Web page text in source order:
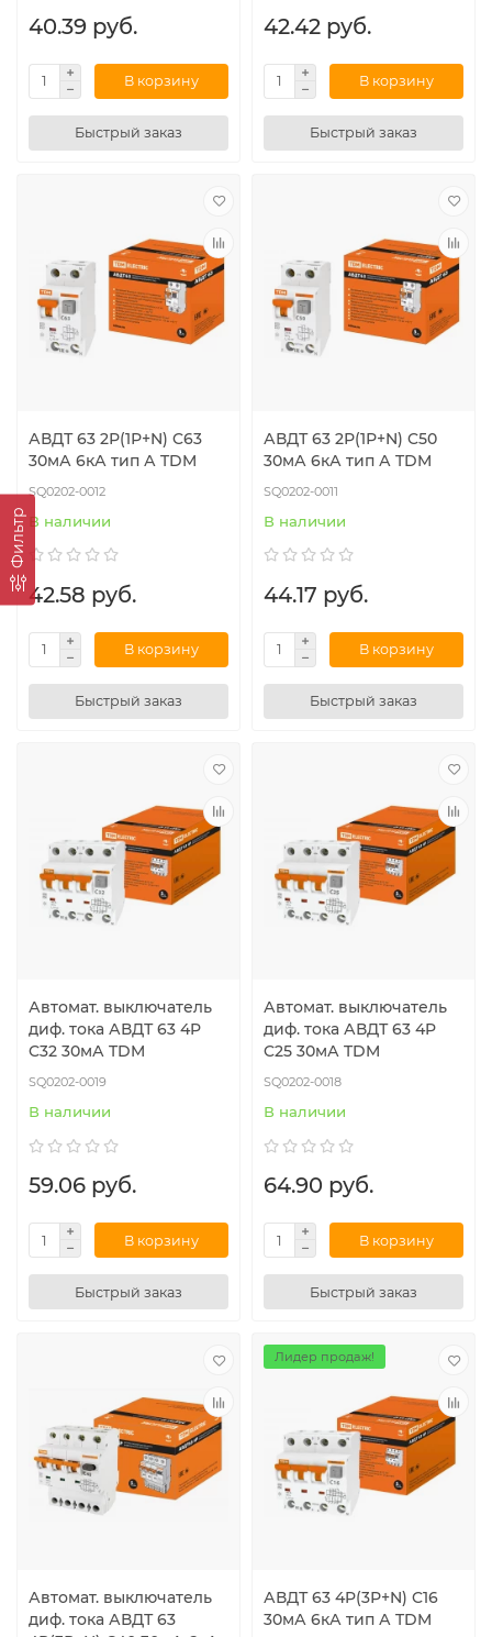
Фильтр
40.39 руб.
В корзину
Быстрый заказ
42.42 руб.
В корзину
Быстрый заказ
АВДТ 63 2Р(1Р+N) C63
30мА 6кА тип А TDM
SQ0202-0012
В наличии
42.58 руб.
В корзину
Быстрый заказ
АВДТ 63 2Р(1Р+N) C50
30мА 6кА тип А TDM
SQ0202-0011
В наличии
44.17 руб.
В корзину
Быстрый заказ
Автомат. выключатель
диф. тока АВДТ 63 4P
C32 30мА TDM
SQ0202-0019
В наличии
59.06 руб.
В корзину
Быстрый заказ
Автомат. выключатель
диф. тока АВДТ 63 4P
C25 30мА TDM
SQ0202-0018
В наличии
64.90 руб.
В корзину
Быстрый заказ
Автомат. выключатель
диф. тока АВДТ 63
Лидер продаж!
АВДТ 63 4P(3Р+N) C16
30мА 6кА тип А TDM